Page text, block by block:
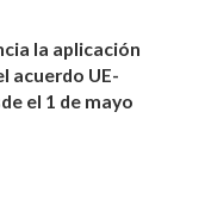
la aplicación
acuerdo UE-
el 1 de mayo